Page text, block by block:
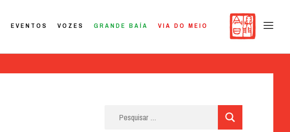
EVENTOS VOZES GRANDE BAÍA VIA DO MEIO